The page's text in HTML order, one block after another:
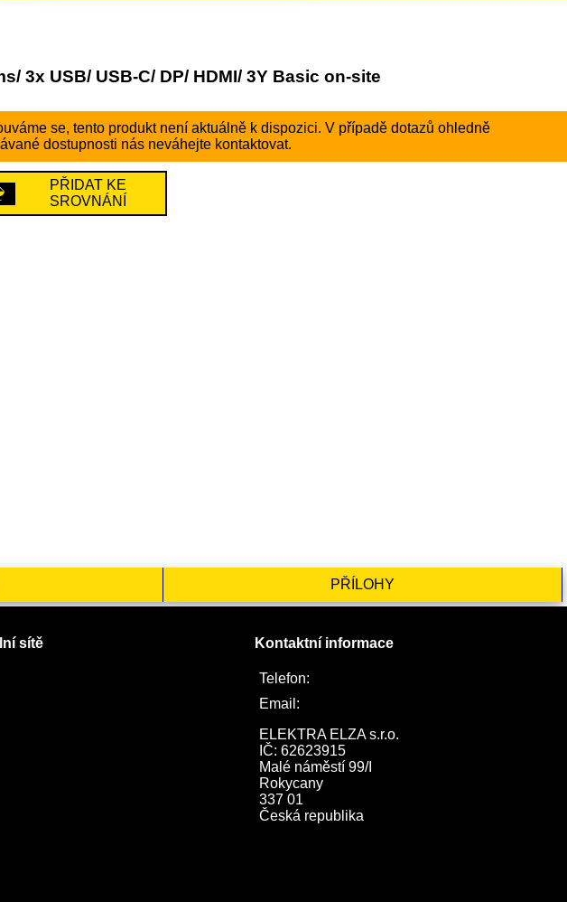
3x USB/ USB-C/ DP/ HDMI/ 3Y Basic on-site
se, tento produkt není aktuálně k dispozici. V případě dotazů ohledně
dostupnosti nás neváhejte kontaktovat.
PŘIDAT KE
SROVNÁNÍ
PŘÍLOHY
sítě Kontaktní informace
Telefon:
Email:
ELEKTRA ELZA s.r.o.
IČ: 62623915
Malé náměstí 99/I
Rokycany
337 01
Česká republika